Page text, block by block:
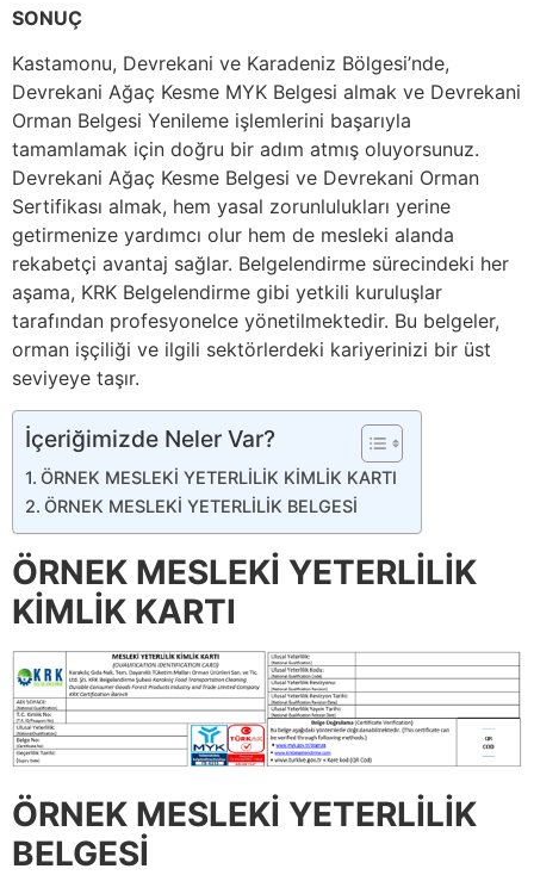
SONUÇ
Kastamonu, Devrekani ve Karadeniz Bölgesi’nde,
Devrekani Ağaç Kesme MYK Belgesi almak ve Devrekani
Orman Belgesi Yenileme işlemlerini başarıyla
tamamlamak için doğru bir adım atmış oluyorsunuz.
Devrekani Ağaç Kesme Belgesi ve Devrekani Orman
Sertifikası almak, hem yasal zorunlulukları yerine
getirmenize yardımcı olur hem de mesleki alanda
rekabetçi avantaj sağlar. Belgelendirme sürecindeki her
aşama, KRK Belgelendirme gibi yetkili kuruluşlar
tarafından profesyonelce yönetilmektedir. Bu belgeler,
orman işçiliği ve ilgili sektörlerdeki kariyerinizi bir üst
seviyeye taşır.
İçeriğimizde Neler Var?
ÖRNEK MESLEKİ YETERLİLİK KİMLİK KARTI
ÖRNEK MESLEKİ YETERLİLİK BELGESİ
ÖRNEK MESLEKİ YETERLİLİK
KİMLİK KARTI
ÖRNEK MESLEKİ YETERLİLİK
BELGESİ